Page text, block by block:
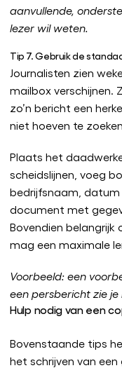
aanvullende,
lezer wil weten.
Tip 7. Gebruik de
Journalisten zien
mailbox verschijnen.
zo’n bericht een
niet hoeven te
Plaats het
scheidslijnen, voeg
bedrijfsnaam, datum
document met
Bovendien
mag een maximale
Voorbeeld: een
een persbericht zie je
Hulp nodig van een
Bovenstaande tips
het schrijven van